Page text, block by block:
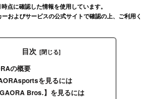
点に確認した情報を使用しています。
およびサービスの公式サイトで確認の上、ご利用く
目次
の概要
を見るには
GAORA Bros.】を見るには